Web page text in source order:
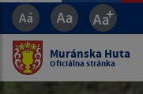
Muránska Huta
Oficiálna stránka